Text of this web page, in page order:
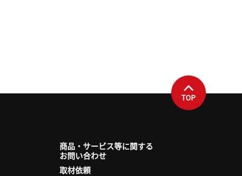
TOP
商品・サービス等に関する
お問い合わせ
取材依頼